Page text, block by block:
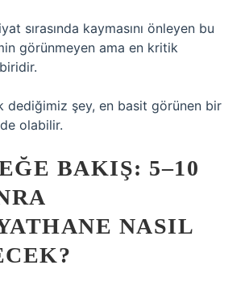
sırasında kaymasını önleyen bu
görünmeyen ama en kritik
dediğimiz şey, en basit görünen bir
olabilir.
BAKIŞ: 5–10
NASIL